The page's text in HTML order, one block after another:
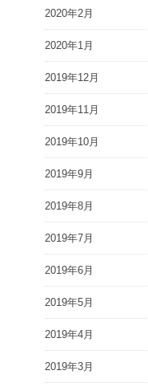
2020年2月
2020年1月
2019年12月
2019年11月
2019年10月
2019年9月
2019年8月
2019年7月
2019年6月
2019年5月
2019年4月
2019年3月